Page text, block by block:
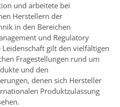
und arbeitete bei
Herstellern der
in den Bereichen
und Regulatory
Leidenschaft gilt den vielfältigen
Fragestellungen rund um
und den
denen sich Hersteller
Produktzulassung